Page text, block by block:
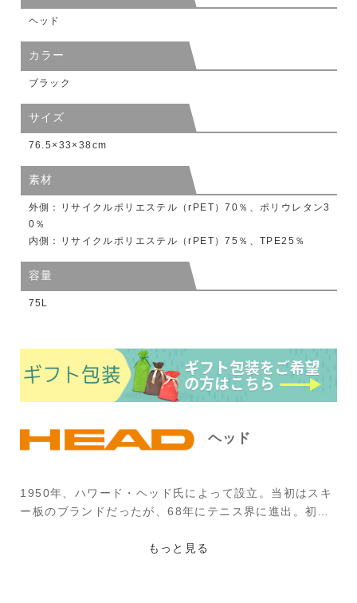
ヘッド
カラー
ブラック
サイズ
76.5×33×38cm
素材
外側：リサイクルポリエステル（rPET）70％、ポリウレタン3
0％
内側：リサイクルポリエステル（rPET）75％、TPE25％
容量
75L
ヘッド
1950年、ハワード・ヘッド氏によって設立。当初はスキ
ー板のブランドだったが、68年にテニス界に進出。初の
レステージは1987年に誕生。多くの偉大なプロに愛され
もっと見る